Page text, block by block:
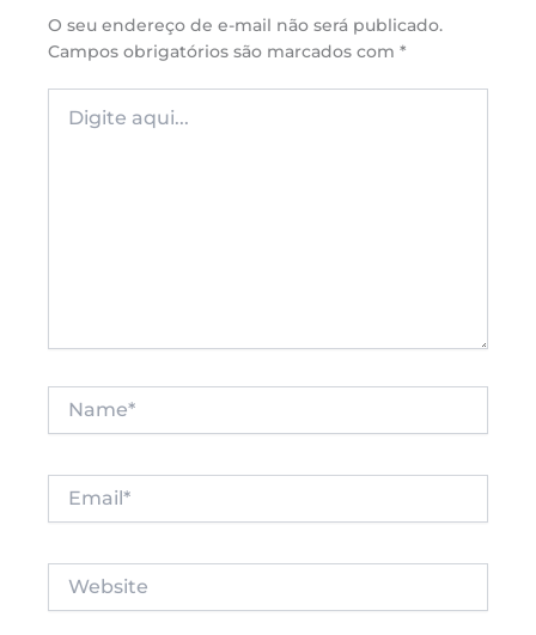
O seu endereço de e-mail não será publicado.
Campos obrigatórios são marcados com*
aqui...
Website